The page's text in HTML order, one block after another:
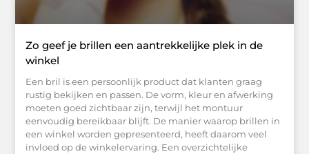
Zo geef je brillen een aantrekkelijke plek in de
winkel
Een bril is een persoonlijk product dat klanten graag
rustig bekijken en passen. De vorm, kleur en afwerking
moeten goed zichtbaar zijn, terwijl het montuur
eenvoudig bereikbaar blijft. De manier waarop brillen in
een winkel worden gepresenteerd, heeft daarom veel
invloed op de winkelervaring. Een overzichtelijke